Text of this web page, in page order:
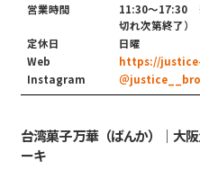
営業時間
11:30～17:30
切れ次第終了）
定休日
日曜
Web
https://
Instagram
＠
台湾菓子 万華（ばんか）｜大
ーキ